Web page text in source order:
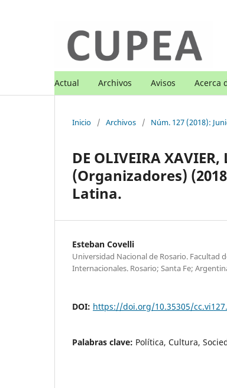
Actual Archivos Avisos Acerca
Inicio / Archivos / Núm. 127 (2018):
DE OLIVEIRA
(Organizadores)
Latina.
Esteban Covelli
Universidad Nacional de Rosario. Facultad
Internacionales. Rosario; Santa Fe;
DOI: https://doi.org/10.35305/
Palabras clave: Política, Cultura,